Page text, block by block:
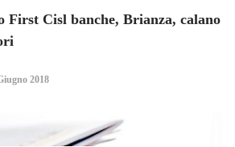
Cisl banche, Brianza, calano
2018